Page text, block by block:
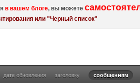
в вашем блоге, вы можете
или "Черный список"
дате обновления заголовку сообщениям